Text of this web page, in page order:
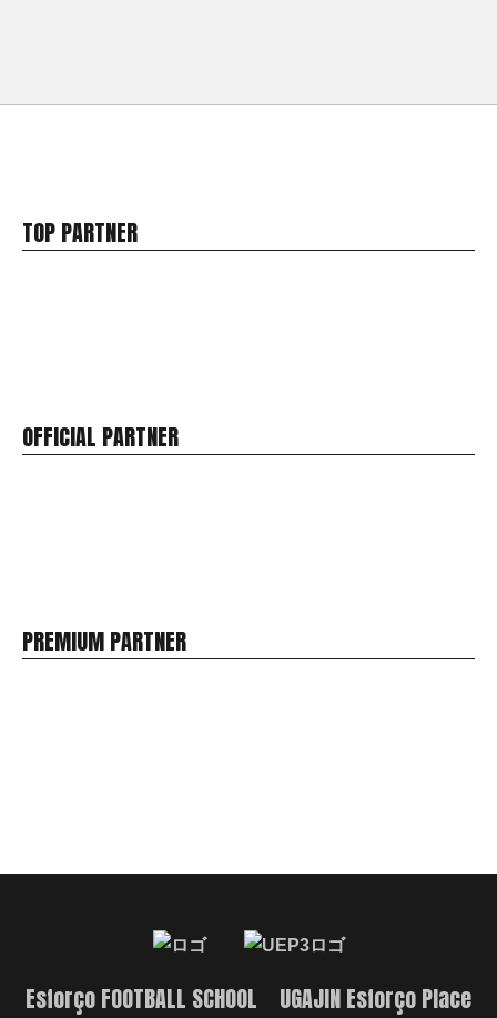
TOP PARTNER
OFFICIAL PARTNER
PREMIUM PARTNER
Esforço FOOTBALL SCHOOL UGAJIN Esforço Place